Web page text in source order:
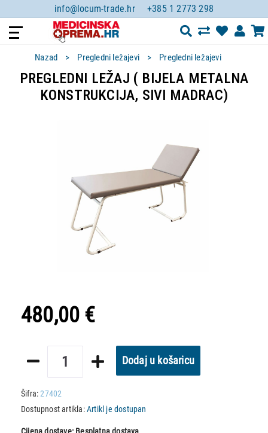
info@locum-trade.hr +385 1 2773 298
Nazad Pregledni ležajevi Pregledni ležajevi
PREGLEDNI LEŽAJ ( BIJELA METALNA
KONSTRUKCIJA, SIVI MADRAC)
480,00 €
Dodaj u košaricu
Šifra:27402
Dostupnost artikla:Artikl je dostupan
Cijena dostave: Besplatna dostava